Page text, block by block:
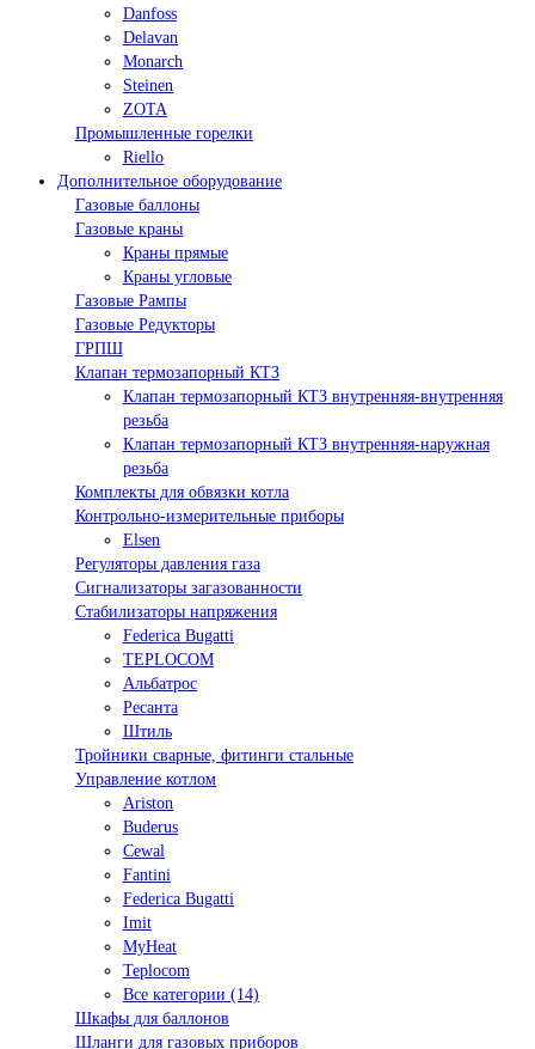
Danfoss
Delavan
Monarch
Steinen
ZOTA
Промышленные горелки
Riello
Дополнительное оборудование
Газовые баллоны
Газовые краны
Краны прямые
Краны угловые
Газовые Рампы
Газовые Редукторы
ГРПШ
Клапан термозапорный КТЗ
Клапан термозапорный КТЗ внутренняя-внутренняя
резьба
Клапан термозапорный КТЗ внутренняя-наружная
резьба
Комплекты для обвязки котла
Контрольно-измерительные приборы
Elsen
Регуляторы давления газа
Сигнализаторы загазованности
Стабилизаторы напряжения
Federica Bugatti
TEPLOCOM
Альбатрос
Ресанта
Штиль
Тройники сварные, фитинги стальные
Управление котлом
Ariston
Buderus
Cewal
Fantini
Federica Bugatti
Imit
MyHeat
Teplocom
Все категории (14)
Шкафы для баллонов
Шланги для газовых приборов